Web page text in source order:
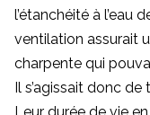
l’étanchéité à l’eau
ventilation assurait
charpente qui
Il s’agissait donc
Leur durée de vie